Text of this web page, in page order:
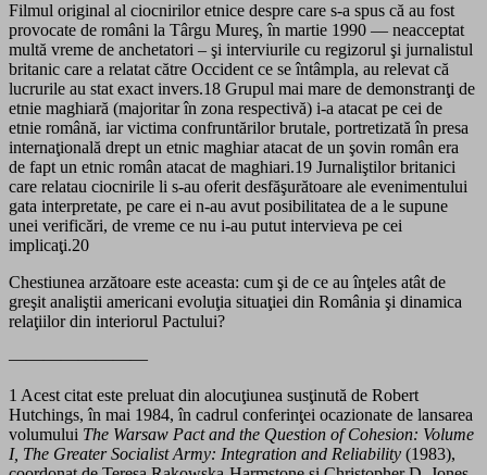
Filmul original al ciocnirilor etnice despre care s-a spus că au fost
provocate de români la Târgu Mureş, în martie 1990 — neacceptat
multă vreme de anchetatori – şi interviurile cu regizorul şi jurnalistul
britanic care a relatat către Occident ce se întâmpla, au relevat că
lucrurile au stat exact invers.18 Grupul mai mare de demonstranţi de
etnie maghiară (majoritar în zona respectivă) i-a atacat pe cei de
etnie română, iar victima confruntărilor brutale, portretizată în presa
internaţională drept un etnic maghiar atacat de un şovin român era
de fapt un etnic român atacat de maghiari.19 Jurnaliştilor britanici
care relatau ciocnirile li s-au oferit desfăşurătoare ale evenimentului
gata interpretate, pe care ei n-au avut posibilitatea de a le supune
unei verificări, de vreme ce nu i-au putut intervieva pe cei
implicaţi.20
Chestiunea arzătoare este aceasta: cum şi de ce au înţeles atât de
greşit analiştii americani evoluţia situaţiei din România şi dinamica
relaţiilor din interiorul Pactului?
————————
1 Acest citat este preluat din alocuţiunea susţinută de Robert
Hutchings, în mai 1984, în cadrul conferinţei ocazionate de lansarea
volumului The Warsaw Pact and the Question of Cohesion: Volume
I, The Greater Socialist Army: Integration and Reliability (1983),